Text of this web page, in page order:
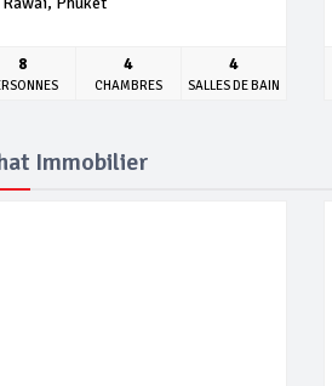
8 4
CHAMBRES
4
SALLES DE BAIN
Immobilier